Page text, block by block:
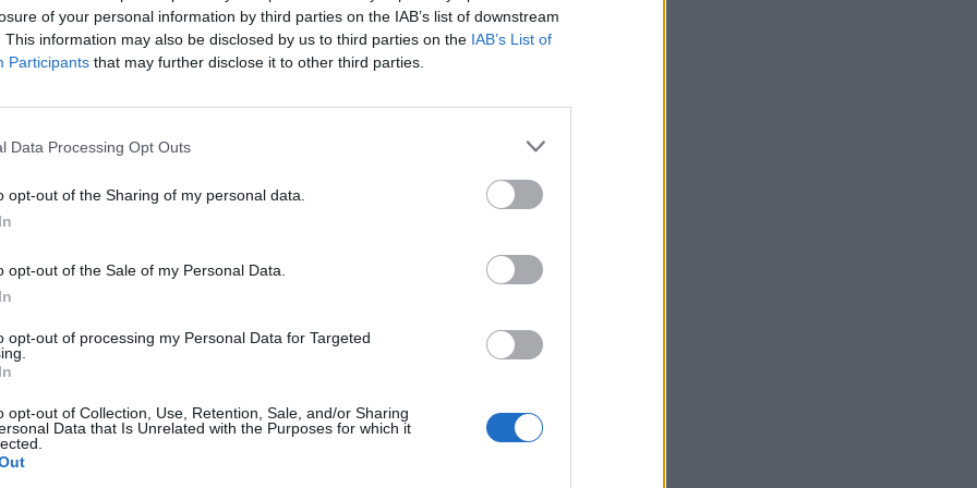
of your personal information by third parties on the IAB’s list of downstream
This information may also be disclosed by us to third parties on the IAB’s List of
Participants that may further disclose it to other third parties.
Data Processing Opt Outs
opt-out of the Sharing of my personal data.
opt-out of the Sale of my Personal Data.
opt-out of processing my Personal Data for Targeted
opt-out of Collection, Use, Retention, Sale, and/or Sharing
Data that Is Unrelated with the Purposes for which it
még soha olyan pesszimista, mint 2009 januárjában.
-39.8 pontra csökkent a decemberi 36,7-ről, s ebben a lakossági bizalom
nagyobb szerepet, ennek indexe ugyanis történelmi mélypontján, -66.1
fékeződött, de januárban kissé ismét gyorsult. Egyaránt...
portfolio.hu hírarchívumához tartozik, melynek olvasása előfizetéses
tartalmazza:
cikkarchívum
elmúlt 2 év napon belüli
Előfizetés